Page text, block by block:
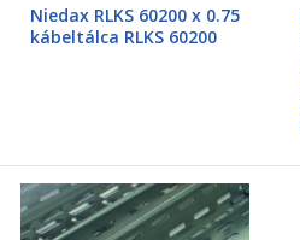
Niedax RLKS 60200 x 0.75
kábeltálca RLKS 60200